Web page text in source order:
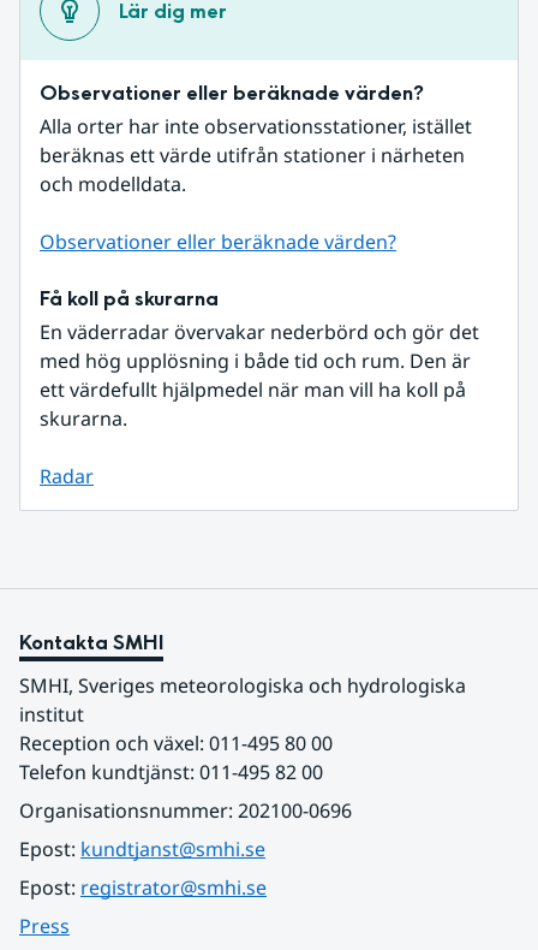
Lär dig mer
Observationer eller beräknade värden?
Alla orter har inte observationsstationer, istället
beräknas ett värde utifrån stationer i närheten
och modelldata.
Observationer eller beräknade värden?
Få koll på skurarna
En väderradar övervakar nederbörd och gör det
med hög upplösning i både tid och rum. Den är
ett värdefullt hjälpmedel när man vill ha koll på
skurarna.
Radar
Kontakta SMHI
SMHI, Sveriges meteorologiska och hydrologiska
institut
Reception och växel: 011-495 80 00
Telefon kundtjänst: 011-495 82 00
Organisationsnummer: 202100-0696
Epost: kundtjanst@smhi.se
Epost: registrator@smhi.se
Press